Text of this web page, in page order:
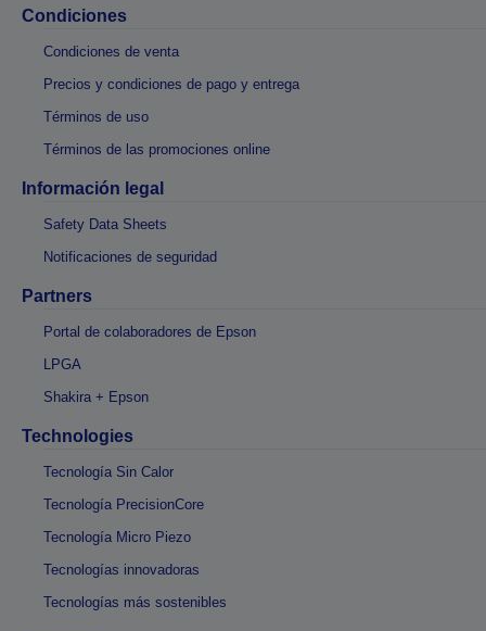
Condiciones
Condiciones de venta
Precios y condiciones de pago y entrega
Términos de uso
Términos de las promociones online
Información legal
Safety Data Sheets
Notificaciones de seguridad
Partners
Portal de colaboradores de Epson
LPGA
Shakira + Epson
Technologies
Tecnología Sin Calor
Tecnología PrecisionCore
Tecnología Micro Piezo
Tecnologías innovadoras
Tecnologías más sostenibles